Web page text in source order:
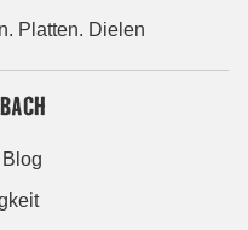
Platten. Dielen